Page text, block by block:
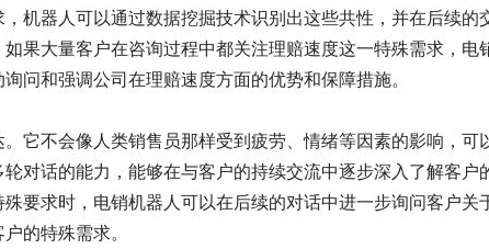
机器人可以通过数据挖掘技术识别出这些共性，并在后续的
果大量客户在咨询过程中都关注理赔速度这一特殊需求，电
问和强调公司在理赔速度方面的优势和保障措施。
它不会像人类销售员那样受到疲劳、情绪等因素的影响，可
对话的能力，能够在与客户的持续交流中逐步深入了解客户
要求时，电销机器人可以在后续的对话中进一步询问客户关
的特殊需求。